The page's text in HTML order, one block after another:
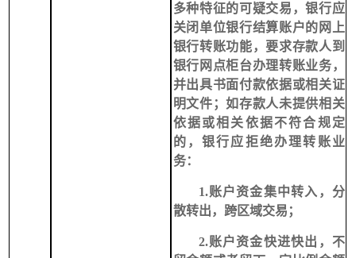
多种特征的可疑交易，银行应
关闭单位银行结算账户的网上
银行转账功能，要求存款人到
银行网点柜台办理转账业务，
并出具书面付款依据或相关证
明文件；如存款人未提供相关
依据或相关依据不符合规定
的，银行应拒绝办理转账业
务：
1.账户资金集中转入，分
散转出，跨区域交易；
2.账户资金快进快出，不